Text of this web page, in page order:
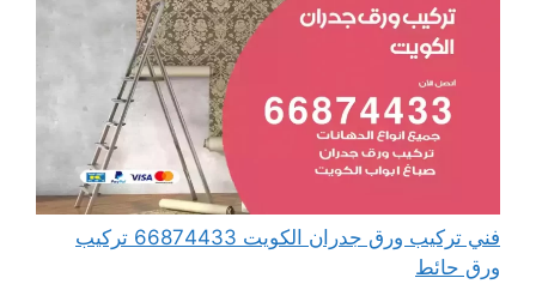
فني تركيب ورق جدران الكويت 66874433 تركيب
ورق حائط